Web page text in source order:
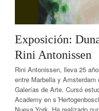
Exposición:
Rini Antonissen
Rini Antonissen, lleva 25
entre Marbella y
Galerías de Arte. Cursó
Academy en